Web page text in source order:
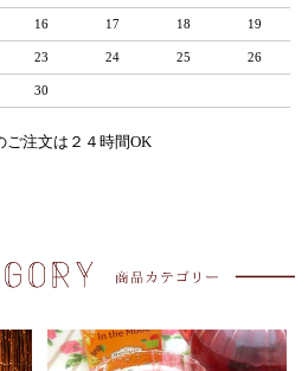
16 17 18 19
23 24 25 26
30
ご注文は２４時間OK